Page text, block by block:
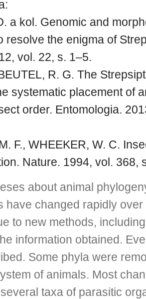
a kol. Genomic and
resolve the enigma of
vol. 22, s. 1–5.
R. G. The
systematic placement of
order. Entomologia.
F., WHEEKER, W. C.
Nature. 1994, vol. 368,
about animal
have changed rapidly over
to new methods,
information obtained.
Some phyla were
of animals. Most
taxa of parasitic